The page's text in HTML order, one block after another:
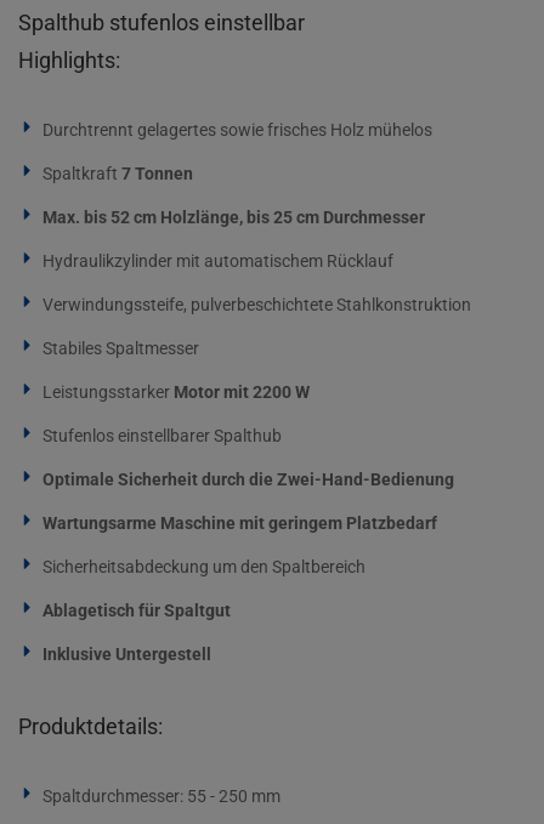
Spalthub stufenlos einstellbar
Highlights:
Durchtrennt gelagertes sowie frisches Holz mühelos
Spaltkraft 7 Tonnen
Max. bis 52 cm Holzlänge, bis 25 cm Durchmesser
Hydraulikzylinder mit automatischem Rücklauf
Verwindungssteife, pulverbeschichtete Stahlkonstruktion
Stabiles Spaltmesser
Leistungsstarker Motor mit 2200 W
Stufenlos einstellbarer Spalthub
Optimale Sicherheit durch die Zwei-Hand-Bedienung
Wartungsarme Maschine mit geringem Platzbedarf
Sicherheitsabdeckung um den Spaltbereich
Ablagetisch für Spaltgut
Inklusive Untergestell
Produktdetails:
Spaltdurchmesser: 55 - 250 mm